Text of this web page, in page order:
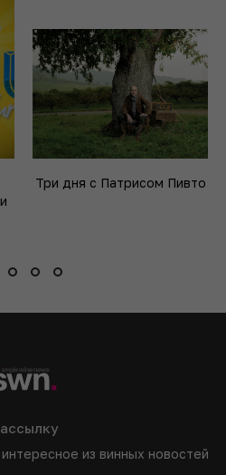
Три дня с Патрисом Пивто
из винных новостей